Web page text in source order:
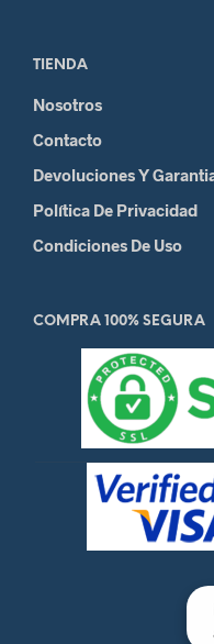
TIENDA
Nosotros
Contacto
Devoluciones Y
Política De Privacidad
Condiciones De Uso
COMPRA 100% SEGURA